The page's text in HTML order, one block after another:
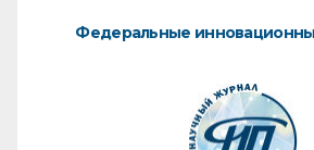
Федеральные